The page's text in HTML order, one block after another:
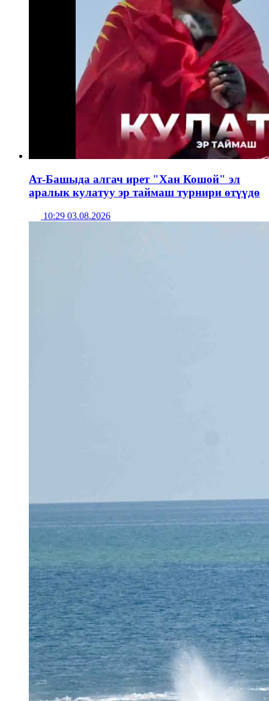
Ат-Башыда алгач ирет "Хан Кошой" эл
аралык кулатуу эр таймаш турнири өтүүдө
10:29 03.08.2026